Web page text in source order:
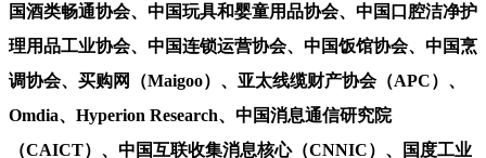
国酒类畅通协会、中国玩具和婴童用品协会、中国口腔洁净护
理用品工业协会、中国连锁运营协会、中国饭馆协会、中国烹
调协会、买购网（Maigoo）、亚太线缆财产协会（APC）、
Omdia、Hyperion Research、中国消息通信研究院
（CAICT）、中国互联收集消息核心（CNNIC）、国度工业